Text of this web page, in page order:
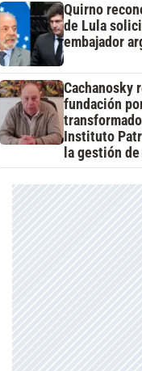
Quirno
de Lula
embajador
Cachanosky
fundación
Instituto
la gestión